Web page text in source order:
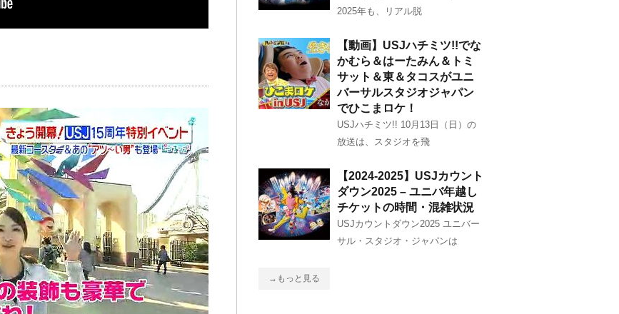
2025年も、リアル脱
【動画】USJハチミツ!!でな
かむら＆はーたみん＆トミ
サット＆東＆タコスがユニ
バーサルスタジオジャパン
でひこまロケ！
USJハチミツ!! 10月13日（日）の
放送は、スタジオを飛
【2024-2025】USJカウント
ダウン2025 – ユニバ年越し
チケットの時間・混雑状況
USJカウントダウン2025 ユニバー
サル・スタジオ・ジャパンは
→もっと見る